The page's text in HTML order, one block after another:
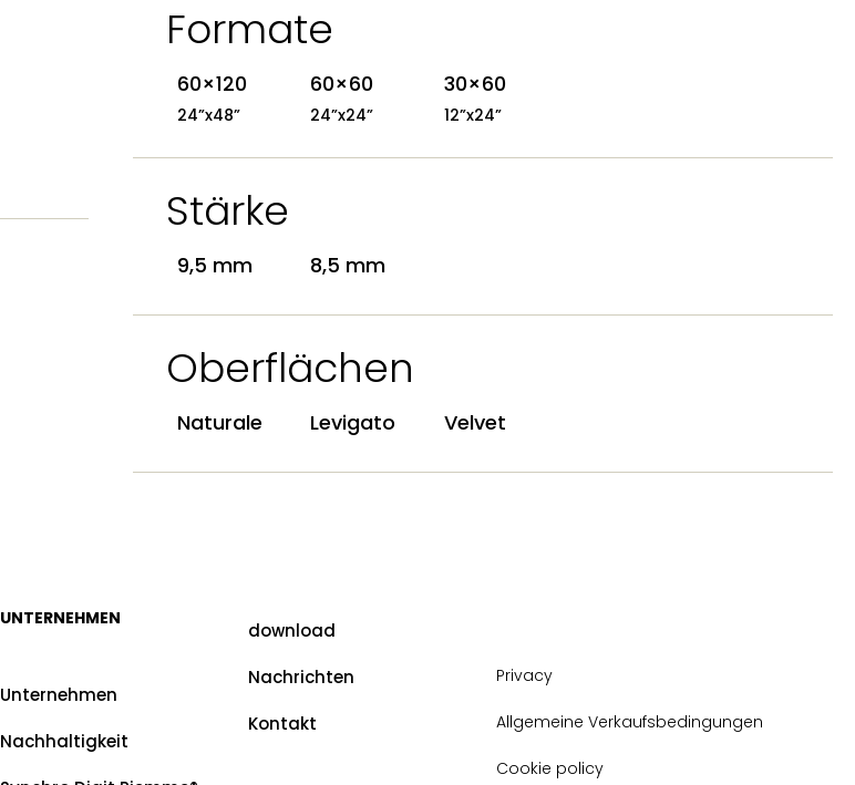
Formate
60×120
24”x48”
60×60
24”x24”
30×60
12”x24”
Stärke
9,5 mm 8,5 mm
Oberflächen
Naturale Levigato Velvet
UNTERNEHMEN
Unternehmen
Nachhaltigkeit
download
Nachrichten
Kontakt
Privacy
Allgemeine Verkaufsbedingungen
Cookie policy